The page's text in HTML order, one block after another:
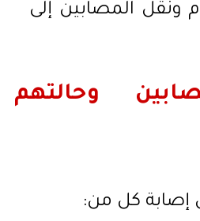
ونقل المصابين إلى
وحالتهم
إصابة كل من: